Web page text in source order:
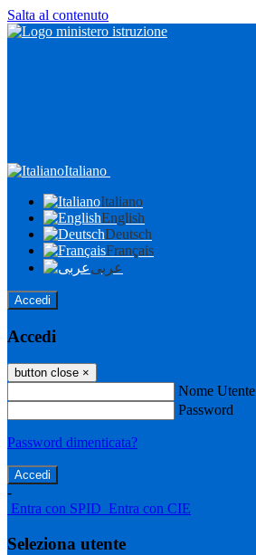
Salta al contenuto
Italiano
Italiano
English
Deutsch
Français
عربى
Accedi
Accedi
button close ×
Nome Utente
Password
Password dimenticata?
-
Entra con SPID Entra con CIE
Seleziona utente